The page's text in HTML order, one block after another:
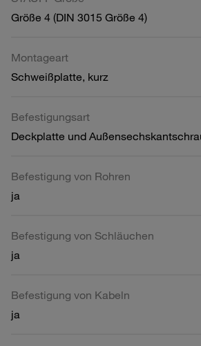
Größe 4 (DIN 3015 Größe 4)
Montageart
Schweißplatte, kurz
Befestigungsart
Deckplatte und
Befestigung von Rohren
ja
Befestigung von Schläuchen
ja
Befestigung von Kabeln
ja